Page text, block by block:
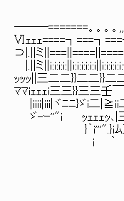
───=======。。。。
Ⅵｪｪｪ
⊃|.||ミ
|.||ミ
ｯｯｯ||三二二}}二二
ﾏﾏiｪｪｪi三三}}三
|iiii|iii|ヾﾆﾆ}ゞi
ゞ-ｰ''"i ｯｪｪｪｯ､|
}｀i'''".}iﾑ三三ﾐi
i ｀ /....| ﾉ､ヽ
.| .|｀
.ゝ| i |
{､ .i .i} i
ゝ''´｀｀'